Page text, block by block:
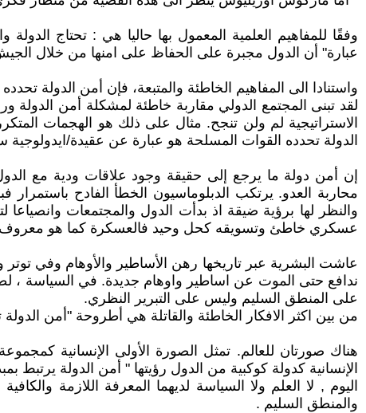
وفقًا للمفاهيم العلمية المعمول بها حاليا هي : تحتاج
عبارة" أن الدول مجبرة على الحفاظ على امنها من خلال
واستنادا الى المفاهيم الخاطئة والمتبعة، فإن أمن الدولة
لقد تبنى المجتمع الدولي مقاربة خاطئة لمشكلة أمن الدولة
الاستراتيجية لم ولن تنجح. مثال على ذلك هو الهجمات
الدولة تحدده القوات المسلحة هو عبارة عن عقيدة/ايدولوجية
إن أمن دولة ما يرجع إلى حقيقة وجود علاقات ودية مع
محاربة العدو. يرتكب الدبلوماسيون الخطأ الفادح
والنظر لها برؤية ضيقة اذ بدأت الدول والمجتمعات
عسكري خاطئ وتسويقه كحل وحيد فالعسكرة كما هو
عاشت البشرية عبر تاريخها رهن الأساطير والأوهام وفي
ندافع حتى الموت عن اساطير واوهام جديدة. في السياسة ،
على المنطق السليم وليس على التبرير النظري.
من بين اكثر الافكار الخاطئة والقاتلة هي أطروحة "أمن
هناك صورتان للعالم. تمثل الصورة الأولى الإنسانية
الإنسانية كدولة كوكبية من الدول رؤيتها " أمن الدولة
اليوم , لا العلم ولا السياسة لديهما المعرفة اللازمة
والمنطق السليم .